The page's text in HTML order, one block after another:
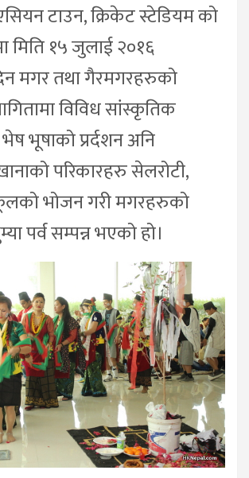
टाउन, क्रिकेट स्टेडियम को
मिति १५ जुलाई २०१६
मगर तथा गैरमगरहरुको
विविध सांस्कृतिक
भूषाको प्रर्दशन अनि
परिकारहरु सेलरोटी,
भोजन गरी मगरहरुको
पर्व सम्पन्न भएको हो।